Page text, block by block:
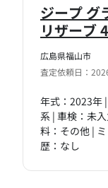
広島県福山市
査定依頼日：
ジープ グ
リザーブ
年式：2023年
系 | 車検：未
料：その他 |
歴：なし